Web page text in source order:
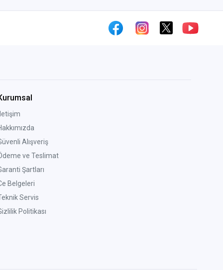
Alışveriş
ve Teslimat
Şartları
Belgeleri
Servis
Politikası